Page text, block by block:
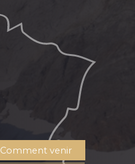
Comment venir